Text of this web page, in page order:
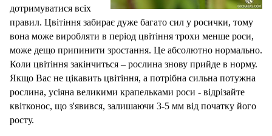
дотримуватися всіх
правил. Цвітіння забирає дуже багато сил у росички, тому
вона може виробляти в період цвітіння трохи менше роси,
може дещо припинити зростання. Це абсолютно нормально.
Коли цвітіння закінчиться – рослина знову прийде в норму.
Якщо Вас не цікавить цвітіння, а потрібна сильна потужна
рослина, усіяна великими крапельками роси - відрізайте
квітконос, що з'явився, залишаючи 3-5 мм від початку його
росту.